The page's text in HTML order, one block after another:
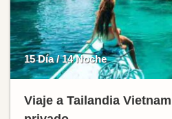
15 Día / 14 Noche
Viaje a Tailandia